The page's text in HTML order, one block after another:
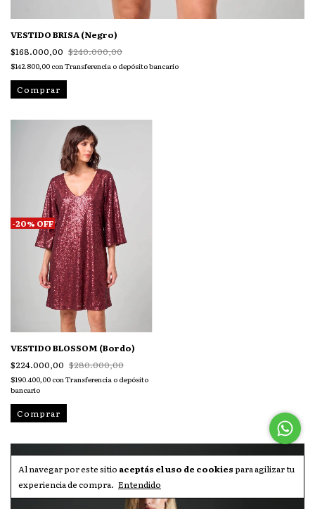
Al navegar por este sitio aceptás el uso de cookies para agilizar tu
experiencia de compra. Entendido
VESTIDO BRISA (Negro)
$168.000,00 $240.000,00
$142.800,00 conTransferencia o depósito bancario
Comprar
-20% OFF
VESTIDO BLOSSOM (Bordo)
$224.000,00 $280.000,00
$190.400,00 conTransferencia o depósito
bancario
Comprar